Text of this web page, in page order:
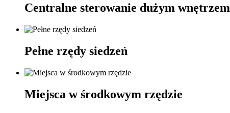
Centralne sterowanie dużym wnętrzem
Pełne rzędy siedzeń
Miejsca w środkowym rzędzie